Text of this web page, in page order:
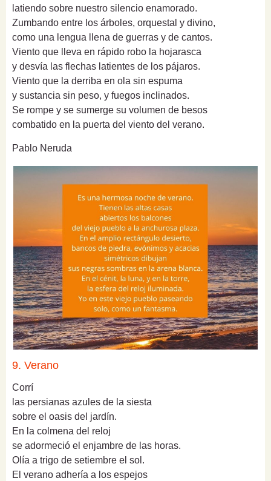
latiendo sobre nuestro silencio enamorado.
Zumbando entre los árboles, orquestal y divino,
como una lengua llena de guerras y de cantos.
Viento que lleva en rápido robo la hojarasca
y desvía las flechas latientes de los pájaros.
Viento que la derriba en ola sin espuma
y sustancia sin peso, y fuegos inclinados.
Se rompe y se sumerge su volumen de besos
combatido en la puerta del viento del verano.
Pablo Neruda
9. Verano
Corrí
las persianas azules de la siesta
sobre el oasis del jardín.
En la colmena del reloj
se adormeció el enjambre de las horas.
Olía a trigo de setiembre el sol.
El verano adhería a los espejos